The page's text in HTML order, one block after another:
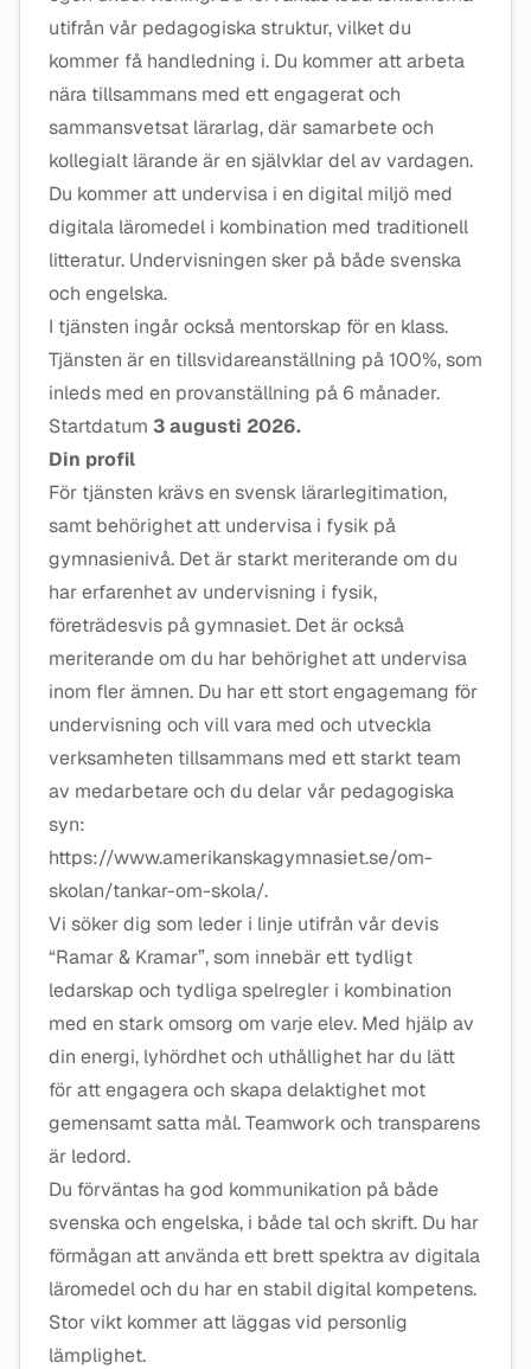
utifrån vår pedagogiska struktur, vilket du
kommer få handledning i. Du kommer att arbeta
nära tillsammans med ett engagerat och
sammansvetsat lärarlag, där samarbete och
kollegialt lärande är en självklar del av vardagen.
Du kommer att undervisa i en digital miljö med
digitala läromedel i kombination med traditionell
litteratur. Undervisningen sker på både svenska
och engelska.
I tjänsten ingår också mentorskap för en klass.
Tjänsten är en tillsvidareanställning på 100%, som
inleds med en provanställning på 6 månader.
Startdatum 3 augusti 2026.
Din profil
För tjänsten krävs en svensk lärarlegitimation,
samt behörighet att undervisa i fysik på
gymnasienivå. Det är starkt meriterande om du
har erfarenhet av undervisning i fysik,
företrädesvis på gymnasiet. Det är också
meriterande om du har behörighet att undervisa
inom fler ämnen. Du har ett stort engagemang för
undervisning och vill vara med och utveckla
verksamheten tillsammans med ett starkt team
av medarbetare och du delar vår pedagogiska
syn:
https://www.amerikanskagymnasiet.se/om-
skolan/tankar-om-skola/.
Vi söker dig som leder i linje utifrån vår devis
“Ramar & Kramar”, som innebär ett tydligt
ledarskap och tydliga spelregler i kombination
med en stark omsorg om varje elev. Med hjälp av
din energi, lyhördhet och uthållighet har du lätt
för att engagera och skapa delaktighet mot
gemensamt satta mål. Teamwork och transparens
är ledord.
Du förväntas ha god kommunikation på både
svenska och engelska, i både tal och skrift. Du har
förmågan att använda ett brett spektra av digitala
läromedel och du har en stabil digital kompetens.
Stor vikt kommer att läggas vid personlig
lämplighet.